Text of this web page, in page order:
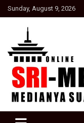
Skip
to
Sunday, August 9, 2026
SRI Media